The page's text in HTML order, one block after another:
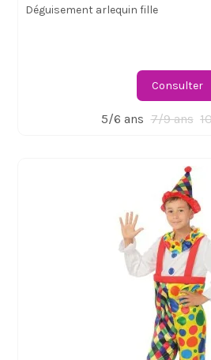
Déguisement arlequin fille
Consulter
5/6 ans 7/9 ans